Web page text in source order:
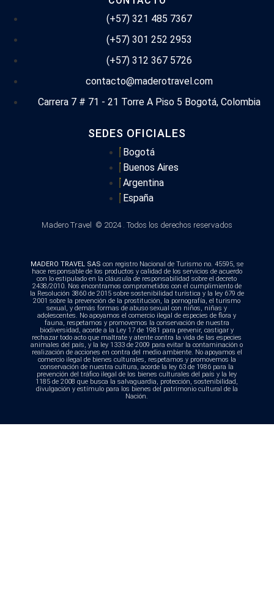
(+57) 321 485 7367
(+57) 301 252 2953
(+57) 312 367 5726
contacto@maderotravel.com
Carrera 7 # 71 - 21 Torre A Piso 5 Bogotá, Colombia
SEDES OFICIALES
Bogotá
Buenos Aires
Argentina
España
Madero Travel © 2024 . Todos los derechos reservados
MADERO TRAVEL SAS con registro Nacional de Turismo no. 45595, se
hace responsable de los productos y calidad de los servicios de acuerdo
con lo estipulado en la cláusula de responsabilidad sobre el decreto
2438/2010. Nos encontramos comprometidos con el cumplimiento de
la Resolución 3860 de 2015 sobre sostenibilidad turística y la ley 679 de
2001 sobre la prevención de la prostitución, la pornografía, el turismo
sexual, y demás formas de abuso sexual con niños, niñas y
adolescentes. No apoyamos el comercio ilegal de especies de flora y
fauna, respetamos y promovemos la conservación de nuestra
biodiversidad, acorde a la Ley 17 de 1981 para prevenir, castigar y
rechazar todo acto que maltrate y atente contra la vida de las especies
animales del país, y la ley 1333 de 2009 para evitar la contaminación o
realización de acciones en contra del medio ambiente. No apoyamos el
comercio ilegal de bienes culturales, respetamos y promovemos la
conservación de nuestra cultura, acorde la ley 63 de 1986 para la
prevención del tráfico ilegal de los bienes culturales del país y la ley
1185 de 2008 que busca la salvaguardia, protección, sostenibilidad,
divulgación y estímulo para los bienes del patrimonio cultural de la
Nación.